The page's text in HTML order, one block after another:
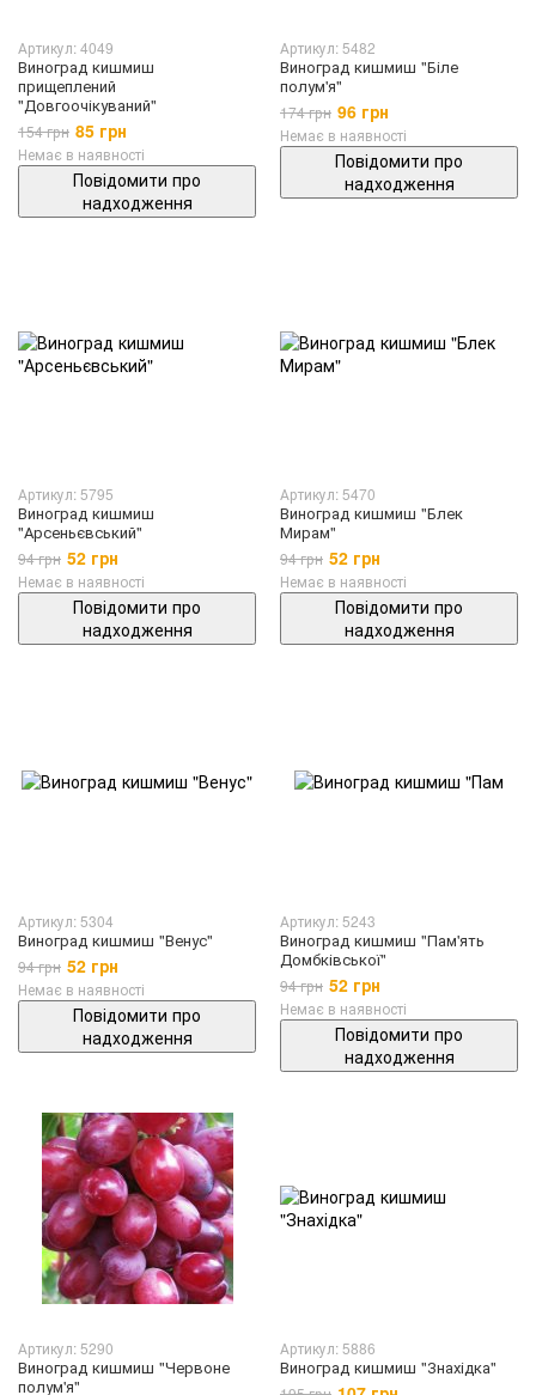
Артикул: 4049
Виноград кишмиш
прищеплений
"Довгоочікуваний"
154 грн 85 грн
Немає в наявності
Повідомити про
надходження
Артикул: 5482
Виноград кишмиш "Біле
полум'я"
174 грн 96 грн
Немає в наявності
Повідомити про
надходження
Артикул: 5795
Виноград кишмиш
"Арсеньєвський"
94 грн 52 грн
Немає в наявності
Повідомити про
надходження
Артикул: 5470
Виноград кишмиш "Блек
Мирам"
94 грн 52 грн
Немає в наявності
Повідомити про
надходження
Артикул: 5304
Виноград кишмиш "Венус"
94 грн 52 грн
Немає в наявності
Повідомити про
надходження
Артикул: 5243
Виноград кишмиш "Пам'ять
Домбківської"
94 грн 52 грн
Немає в наявності
Повідомити про
надходження
Артикул: 5290
Виноград кишмиш "Червоне
полум'я"
Артикул: 5886
Виноград кишмиш "Знахідка"